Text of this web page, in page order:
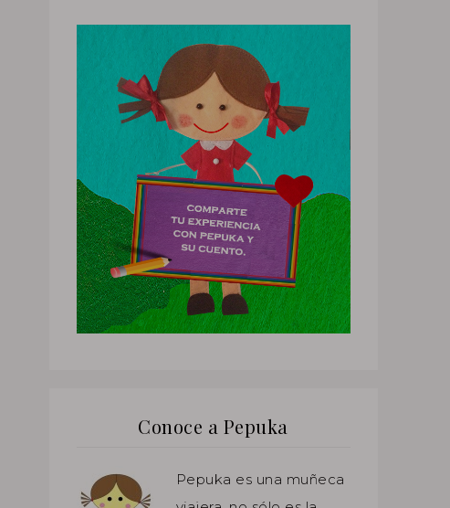
Conoce a Pepuka
Pepuka es una muñeca